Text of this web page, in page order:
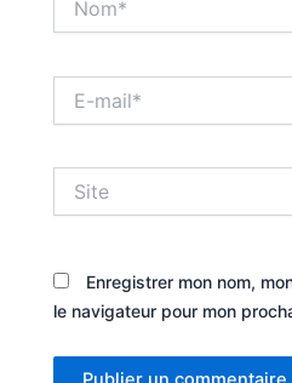
mail*
Enregistrer mon nom,
le navigateur pour mon